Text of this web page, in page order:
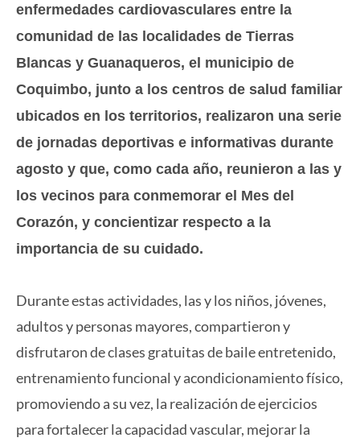
enfermedades cardiovasculares entre la
comunidad de las localidades de Tierras
Blancas y Guanaqueros, el municipio de
Coquimbo, junto a los centros de salud familiar
ubicados en los territorios, realizaron una serie
de jornadas deportivas e informativas durante
agosto y que, como cada año, reunieron a las y
los vecinos para conmemorar el Mes del
Corazón, y concientizar respecto a la
importancia de su cuidado.
Durante estas actividades, las y los niños, jóvenes,
adultos y personas mayores, compartieron y
disfrutaron de clases gratuitas de baile entretenido,
entrenamiento funcional y acondicionamiento físico,
promoviendo a su vez, la realización de ejercicios
para fortalecer la capacidad vascular, mejorar la